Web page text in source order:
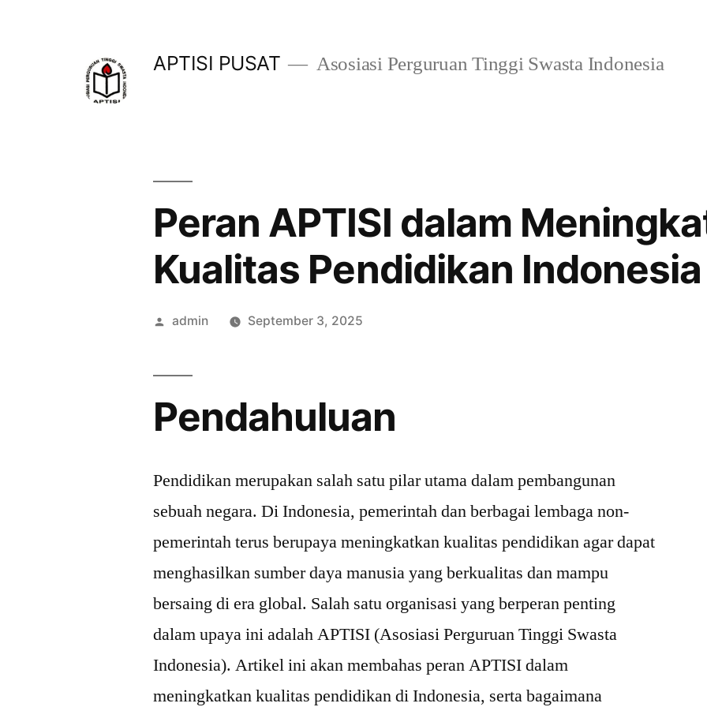
APTISI PUSAT Asosiasi Perguruan Tinggi Swasta Indonesia
Peran APTISI dalam
Kualitas Pendidikan Indonesia
Posted
admin September 3, 2025
Pendahuluan
Pendidikan merupakan salah satu pilar utama dalam pembangunan
sebuah negara. Di Indonesia, pemerintah dan berbagai lembaga non-
pemerintah terus berupaya meningkatkan kualitas pendidikan agar dapat
menghasilkan sumber daya manusia yang berkualitas dan mampu
bersaing di era global. Salah satu organisasi yang berperan penting
dalam upaya ini adalah APTISI (Asosiasi Perguruan Tinggi Swasta
Indonesia). Artikel ini akan membahas peran APTISI dalam
meningkatkan kualitas pendidikan di Indonesia, serta bagaimana